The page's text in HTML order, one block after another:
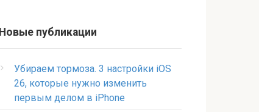
Новые публикации
Убираем тормоза. 3 настройки iOS
26, которые нужно изменить
первым делом в iPhone